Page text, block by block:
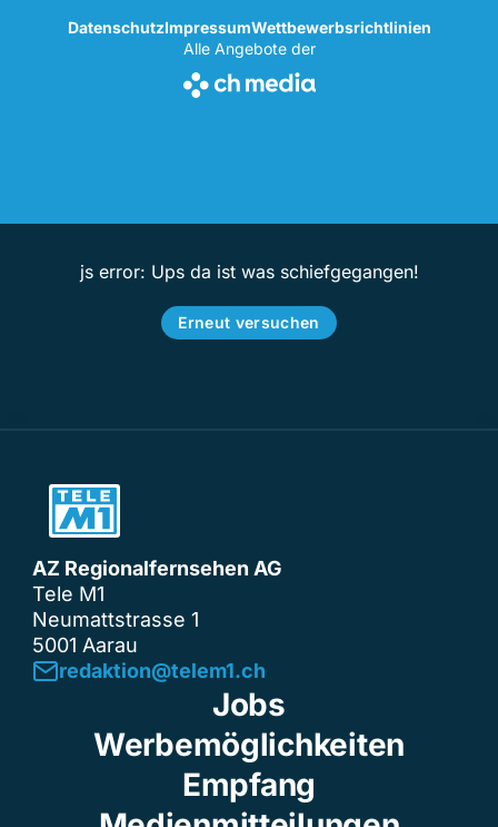
DatenschutzImpressumWettbewerbsrichtlinien
Alle Angebote der
js error: Ups da ist was schiefgegangen!
Erneut versuchen
AZ Regionalfernsehen AG
Tele M1
Neumattstrasse 1
5001 Aarau
redaktion@telem1.ch
Jobs
Werbemöglichkeiten
Empfang